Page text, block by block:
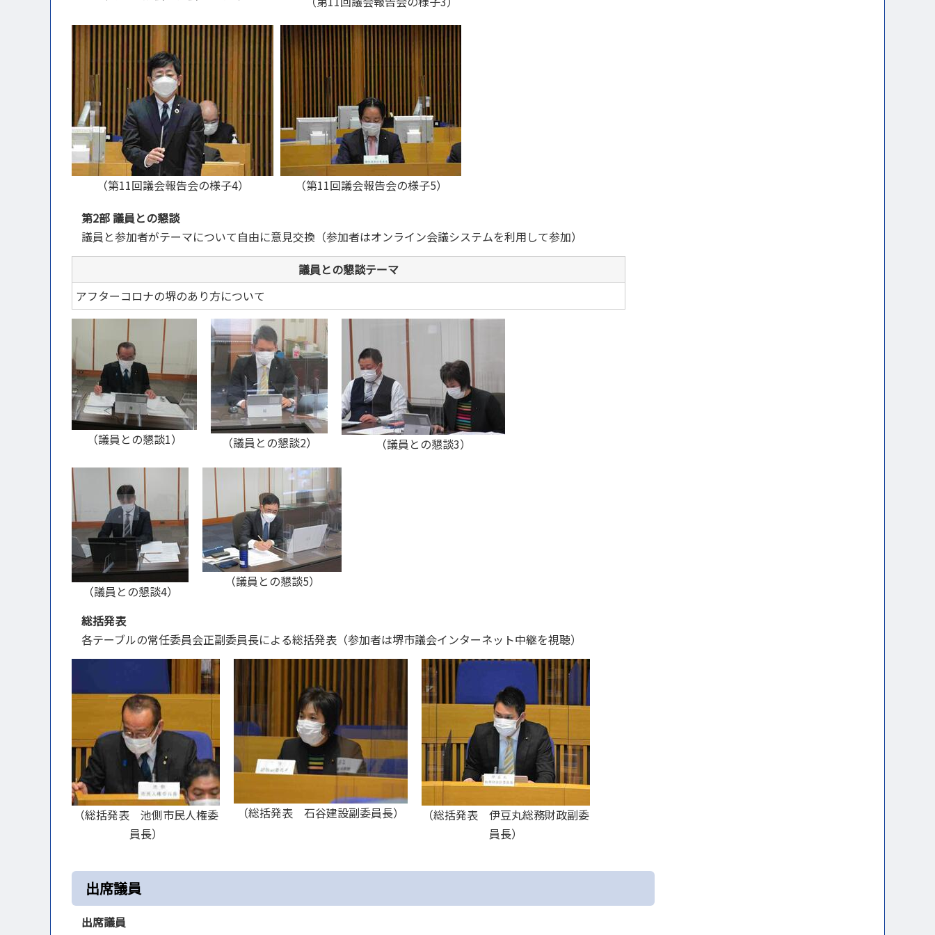
（第11回議会報告会の様子4）
（第11回議会報告会の様子5）
第2部 議員との懇談
議員と参加者がテーマについて自由に意見交換（参加者はオンライン会議システムを利用して参加）
議員との懇談テーマ
アフターコロナの堺のあり方について
（議員との懇談1） （議員との懇談2） （議員との懇談3）
（議員との懇談4）
（議員との懇談5）
総括発表
各テーブルの常任委員会正副委員長による総括発表（参加者は堺市議会インターネット中継を視聴）
（総括発表 池側市民人権委
員長）
（総括発表 石谷建設副委員長）
（総括発表 伊豆丸総務財政副委
員長）
出席議員
出席議員